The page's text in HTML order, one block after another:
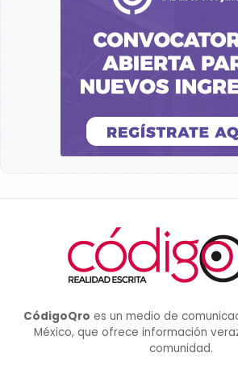
CódigoQro es un medio de
México, que ofrece información
comunidad.